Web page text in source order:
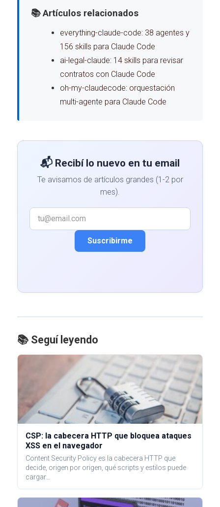
📚 Artículos relacionados
everything-claude-code: 38 agentes y
156 skills para Claude Code
ai-legal-claude: 14 skills para revisar
contratos con Claude Code
oh-my-claudecode: orquestación
multi-agente para Claude Code
📬 Recibí lo nuevo en tu email
Te avisamos de artículos grandes (1-2 por
mes).
Suscribirme
📚 Seguí leyendo
CSP: la cabecera HTTP que bloquea ataques
XSS en el navegador
Content Security Policy es la cabecera HTTP que
decide, origen por origen, qué scripts y estilos puede
cargar…